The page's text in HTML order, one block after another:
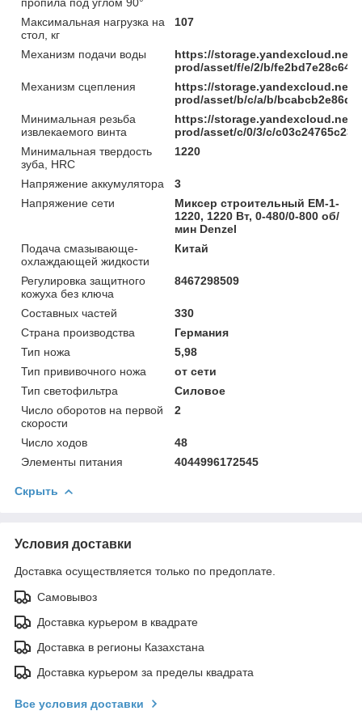
Максимальная нагрузка на
стол, кг
107
Механизм подачи воды
https://storage.yandexcloud.net/
prod/asset/f/e/2/b/
Механизм сцепления
https://storage.yandexcloud.net/
prod/asset/b/c/a/b/
Минимальная резьба
извлекаемого винта
https://storage.yandexcloud.net/
prod/asset/c/0/3/c/
Минимальная твердость
зуба, HRC
1220
Напряжение аккумулятора
3
Напряжение сети
Миксер строительный EM-1-
1220, 1220 Вт, 0-480/0-800 об/
мин Denzel
Подача смазывающе-
охлаждающей жидкости
Китай
Регулировка защитного
кожуха без ключа
8467298509
Составных частей
330
Страна производства
Германия
Тип ножа
5,98
Тип прививочного ножа
от сети
Тип светофильтра
Силовое
Число оборотов на первой
скорости
2
Число ходов
48
Элементы питания
4044996172545
Скрыть
Условия доставки
Доставка осуществляется только по предоплате.
Самовывоз
Доставка курьером в квадрате
Доставка в регионы Казахстана
Доставка курьером за пределы квадрата
Все условия доставки